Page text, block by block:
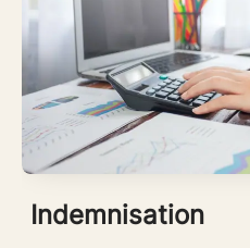
Indemnisation